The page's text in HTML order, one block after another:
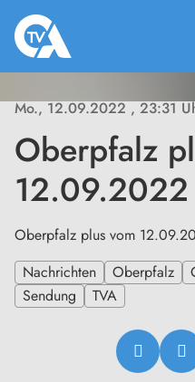
Mo., 12.09.2022, 23:31
Oberpfalz
12.09.2022
Oberpfalz plus vom
Nachrichten
Oberpfalz
Sendung
TVA